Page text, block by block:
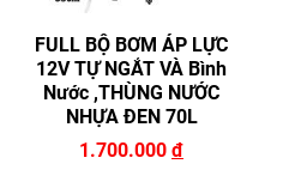
FULL BỘ BƠM ÁP LỰC
12V TỰ NGẮT VÀ Bình
Nước ,THÙNG NƯỚC
NHỰA ĐEN 70L
1.700.000 đ